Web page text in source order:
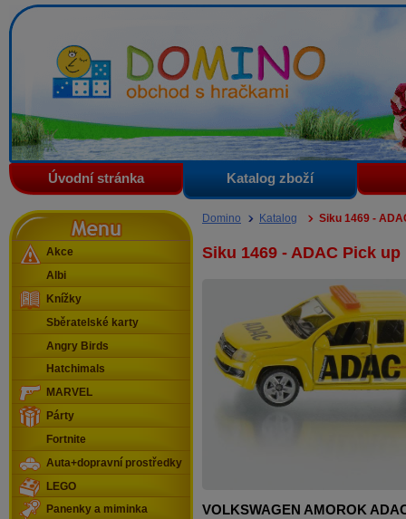
Domino - obchod s hračkami
Úvodní stránka Katalog zboží
Domino Katalog Siku 1469 -
Siku 1469 - ADAC Pick up
VOLKSWAGEN AMOROK
Menu
Akce
Albi
Knížky
Sběratelské karty
Angry Birds
Hatchimals
MARVEL
Párty
Fortnite
Auta+dopravní prostředky
LEGO
Panenky a miminka